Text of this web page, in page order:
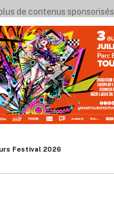
de contenus sponsorisés
Festival 2026